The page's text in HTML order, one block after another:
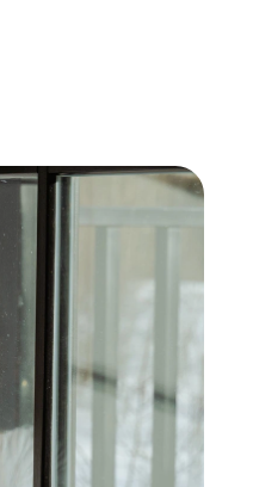
regelingen om je
alleen gunstig voor